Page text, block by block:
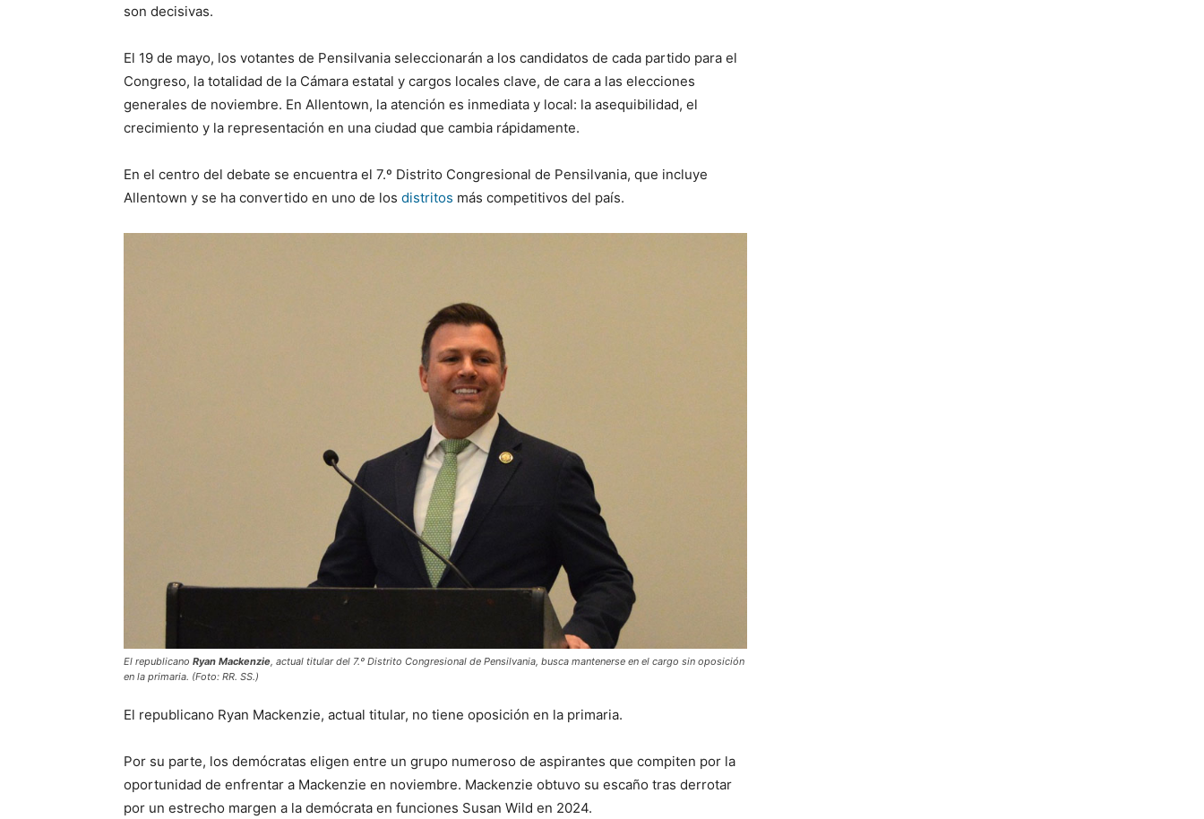
son decisivas.
El 19 de mayo, los votantes de Pensilvania seleccionarán a los candidatos de cada partido para el
Congreso, la totalidad de la Cámara estatal y cargos locales clave, de cara a las elecciones
generales de noviembre. En Allentown, la atención es inmediata y local: la asequibilidad, el
crecimiento y la representación en una ciudad que cambia rápidamente.
En el centro del debate se encuentra el 7.º Distrito Congresional de Pensilvania, que incluye
Allentown y se ha convertido en uno de los distritos más competitivos del país.
El republicano Ryan Mackenzie, actual titular del 7.º Distrito Congresional de Pensilvania, busca mantenerse en el cargo sin oposición
en la primaria. (Foto: RR. SS.)
El republicano Ryan Mackenzie, actual titular, no tiene oposición en la primaria.
Por su parte, los demócratas eligen entre un grupo numeroso de aspirantes que compiten por la
oportunidad de enfrentar a Mackenzie en noviembre. Mackenzie obtuvo su escaño tras derrotar
por un estrecho margen a la demócrata en funciones Susan Wild en 2024.